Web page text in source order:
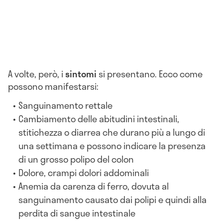
A volte, però, isintomi si presentano. Ecco come
possono manifestarsi:
Sanguinamento rettale
Cambiamento delle abitudini intestinali,
stitichezza o diarrea che durano più a lungo di
una settimana e possono indicare la presenza
di un grosso polipo del colon
Dolore, crampi dolori addominali
Anemia da carenza di ferro, dovuta al
sanguinamento causato dai polipi e quindi alla
perdita di sangue intestinale